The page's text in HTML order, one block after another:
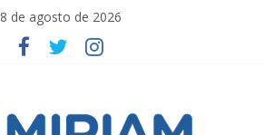
8 de agosto de 2026